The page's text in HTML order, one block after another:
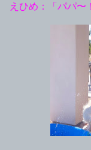
えひめ：「パパ〜